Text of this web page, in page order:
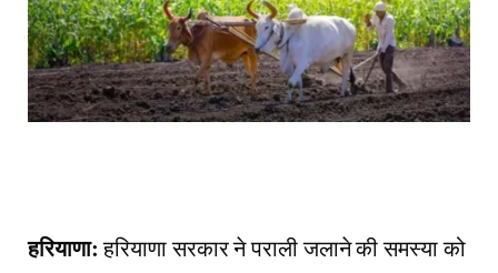
हरियाणा:हरियाणा सरकार ने पराली जलाने की समस्या को